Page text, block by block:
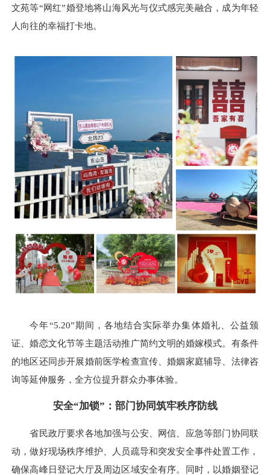
文苑等“网红”婚登地将山海风光与仪式感完美融合，成为年轻
人向往的幸福打卡地。
今年“5.20”期间，各地结合实际举办集体婚礼、公益颁
证、婚恋文化节等主题活动推广简约文明的婚嫁模式。有条件
的地区还同步开展婚前医学检查宣传、婚姻家庭辅导、法律咨
询等延伸服务，全方位提升群众办事体验。
安全“加锁”： 部门协同筑牢秩序防线
省民政厅要求各地加强与公安、网信、应急等部门协同联
动，做好现场秩序维护、人员疏导和突发安全事件处置工作，
确保高峰日登记大厅及周边区域安全有序。同时，以婚姻登记